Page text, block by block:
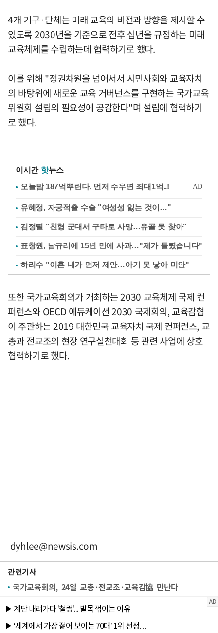
4개 기구·단체는 미래 교육의 비전과 방향을 제시할 수
있도록 2030년을 기준으로 전후 십년을 규정하는 미래
교육체제를 수립하는데 협력하기로 했다.
이를 위해 "정권차원을 넘어서서 시민사회와 교육자치
의 바탕위에 새로운 교육 거버넌스를 구현하는 국가교육
위원회 설립의 필요성에 공감한다"며 설립에 협력하기
로 했다.
이시간 핫뉴스
유혜정, 자궁적출 수술 "여성성 잃는 것이…"
김정렬 "친형 군대서 구타로 사망…유골 못 찾아"
표창원, 남규리에 15년 만에 사과…"제가 틀렸습니다"
하리수 "이혼 내가 먼저 제안…아기 못 낳아 미안"
또한 국가교육회의가 개최하는 2030 교육체제 국제 컨
퍼런스와 OECD 에듀케이션 2030 국제회의, 교육감협
이 주관하는 2019 대한민국 교육자치 국제 컨퍼런스, 교
총과 전교조의 현장 연구실천대회 등 관련 사업에 상호
협력하기로 했다.
dyhlee@newsis.com
관련기사
국가교육회의, 24일 교총·전교조·교육감協 만난다